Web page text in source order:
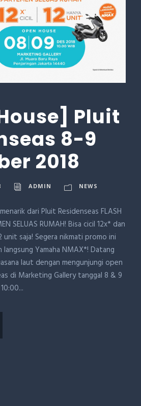
Pluit
8-9
2018
ADMIN NEWS
dari Pluit Residenseas FLASH
SELUAS RUMAH! Bisa cicil 12x* dan
saja! Segera nikmati promo ini
Yamaha NMAX*! Datang
laut dengan mengunjungi open
di Marketing Gallery tanggal 8 & 9